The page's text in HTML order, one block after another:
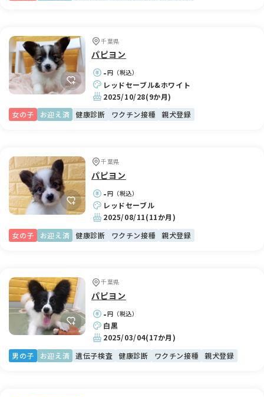
千葉県
パピヨン
-円（税込）
レッドセーブル&ホワイト
2025/10/28(9か月)
女の子
お迎え済 健康診断 ワクチン接種 親犬登録
千葉県
パピヨン
-円（税込）
レッドセーブル
2025/08/11(11か月)
女の子
お迎え済 健康診断 ワクチン接種 親犬登録
千葉県
パピヨン
-円（税込）
白黒
2025/03/04(17か月)
男の子
お迎え済 遺伝子検査 健康診断 ワクチン接種 親犬登録